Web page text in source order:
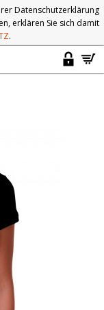
Datenschutzerklärung
erklären Sie sich damit
.